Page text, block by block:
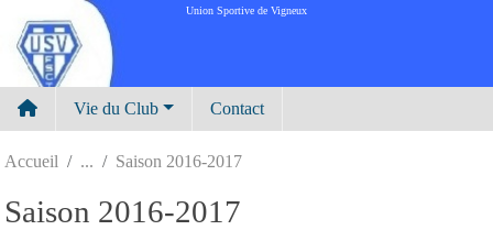
Union Sportive de Vigneux
Vie du Club Contact
Accueil Saison 2016-2017
Saison 2016-2017
Panneau de gestion des cookies